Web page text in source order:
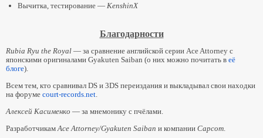
Вычитка, тестирование — KenshinX
Благодарности
Rubia Ryu the Royal — за сравнение английской серии Ace Attorney с
японскими оригиналами Gyakuten Saiban (о них можно почитать в её
блоге).
Всем тем, кто сравнивал DS и 3DS переиздания и выкладывал свои находки
на форуме court-records.net
Алексей Касименко — за мнемонику с пчёлами.
Разработчикам Ace Attorney/Gyakuten Saiban и компании Capcom